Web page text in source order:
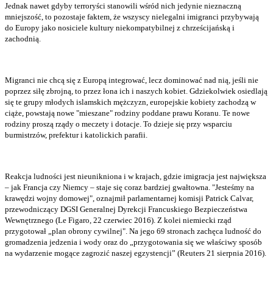
Jednak nawet gdyby terroryści stanowili wśród nich jedynie nieznaczną
mniejszość, to pozostaje faktem, że wszyscy nielegalni imigranci przybywają
do Europy jako nosiciele kultury niekompatybilnej z chrześcijańską i
zachodnią.
Migranci nie chcą się z Europą integrować, lecz dominować nad nią, jeśli nie
poprzez siłę zbrojną, to przez łona ich i naszych kobiet. Gdziekolwiek osiedlają
się te grupy młodych islamskich mężczyzn, europejskie kobiety zachodzą w
ciąże, powstają nowe "mieszane" rodziny poddane prawu Koranu. Te nowe
rodziny proszą rządy o meczety i dotacje. To dzieje się przy wsparciu
burmistrzów, prefektur i katolickich parafii.
Reakcja ludności jest nieunikniona i w krajach, gdzie imigracja jest największa
– jak Francja czy Niemcy – staje się coraz bardziej gwałtowna. "Jesteśmy na
krawędzi wojny domowej", oznajmił parlamentarnej komisji Patrick Calvar,
przewodniczący DGSI Generalnej Dyrekcji Francuskiego Bezpieczeństwa
Wewnętrznego (Le Figaro, 22 czerwiec 2016). Z kolei niemiecki rząd
przygotował „plan obrony cywilnej". Na jego 69 stronach zachęca ludność do
gromadzenia jedzenia i wody oraz do „przygotowania się we właściwy sposób
na wydarzenie mogące zagrozić naszej egzystencji” (Reuters 21 sierpnia 2016).